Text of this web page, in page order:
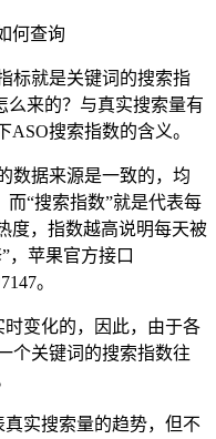
标就是关键词的搜索指
么来的？与真实搜索量有
搜索指数的含义。
数据来源是一致的，均
而“搜索指数”就是代表每
度，指数越高说明每天被
，苹果官方接口
。
时变化的，因此，由于各
个关键词的搜索指数往
真实搜索量的趋势，但不